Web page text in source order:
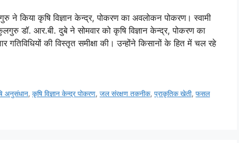
ने किया कृषि विज्ञान केन्द्र, पोकरण का अवलोकन पोकरण। स्वामी
डॉ. आर.बी. दुबे ने सोमवार को कृषि विज्ञान केन्द्र, पोकरण का
गतिविधियों की विस्तृत समीक्षा की। उन्होंने किसानों के हित में चल रहे
अनुसंधान,कृषि विज्ञान केन्द्र पोकरण,जल संरक्षण तकनीक,प्राकृतिक खेती,फसल